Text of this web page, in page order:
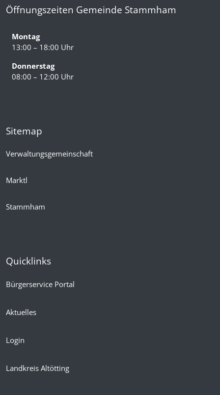
Öffnungszeiten Gemeinde Stammham
Montag
13:00 – 18:00 Uhr
Donnerstag
08:00 – 12:00 Uhr
Sitemap
Verwaltungsgemeinschaft
Marktl
Stammham
Quicklinks
Bürgerservice Portal
Aktuelles
Login
Landkreis Altötting